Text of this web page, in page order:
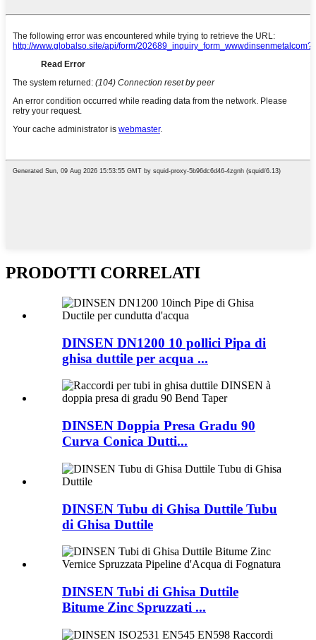
PRODOTTI CORRELATI
DINSEN DN1200 10 pollici Pipa di
ghisa duttile per acqua ...
DINSEN Doppia Presa Gradu 90
Curva Conica Dutti...
DINSEN Tubu di Ghisa Duttile Tubu
di Ghisa Duttile
DINSEN Tubi di Ghisa Duttile
Bitume Zinc Spruzzati ...